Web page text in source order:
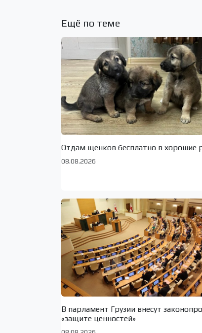
Ещё по теме
Отдам щенков бесплатно в хорошие
08.08.2026
В парламент Грузии внесут
«защите ценностей»